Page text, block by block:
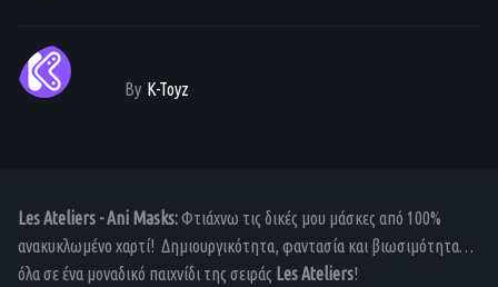
By K-Toyz
Les Ateliers - Ani Masks:Φτιάχνω τις δικές μου μάσκες από 100%
ανακυκλωμένο χαρτί! Δημιουργικότητα, φαντασία και βιωσιμότητα…
όλα σε ένα μοναδικό παιχνίδι της σειράς Les Ateliers!